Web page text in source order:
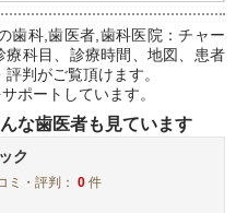
歯科,歯医者,歯科医院：チャー
療科目、診療時間、地図、患者
判がご覧頂けます。
ポートしています。
な歯医者も見ています
ク
ミ・評判：0 件